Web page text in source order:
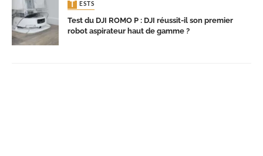
TESTS
Test du DJI ROMO P : DJI réussit-il son premier
robot aspirateur haut de gamme ?